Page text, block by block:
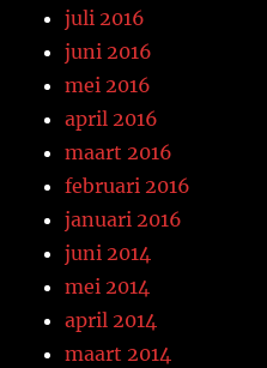
juli 2016
juni 2016
mei 2016
april 2016
maart 2016
februari 2016
januari 2016
juni 2014
mei 2014
april 2014
maart 2014